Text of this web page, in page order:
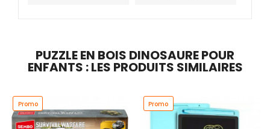
PUZZLE EN BOIS DINOSAURE POUR
ENFANTS : LES PRODUITS SIMILAIRES
Promo Promo